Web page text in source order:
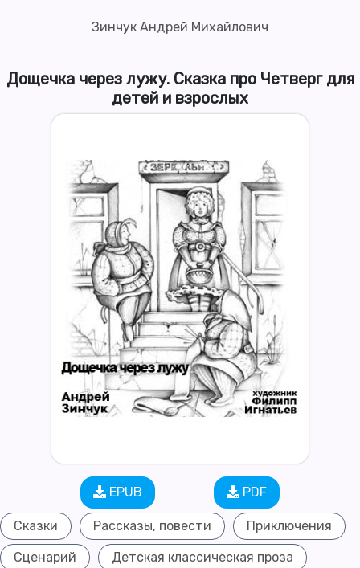
Зинчук Андрей Михайлович
Дощечка через лужу. Сказка про Четверг для
детей и взрослых
EPUB PDF
Сказки Рассказы, повести Приключения
Сценарий Детская классическая проза